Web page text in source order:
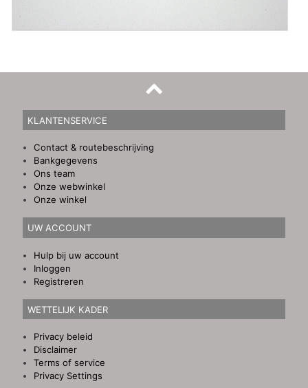
KLANTENSERVICE
Contact & routebeschrijving
Bankgegevens
Ons team
Onze webwinkel
Onze winkel
UW ACCOUNT
Hulp bij uw account
Inloggen
Registreren
WETTELIJK KADER
Privacy beleid
Disclaimer
Terms of service
Privacy Settings